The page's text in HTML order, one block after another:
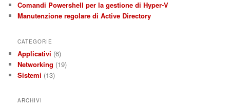
Comandi Powershell per la gestione di Hyper-V
Manutenzione regolare di Active Directory
CATEGORIE
Applicativi (6)
Networking (19)
Sistemi (13)
ARCHIVI